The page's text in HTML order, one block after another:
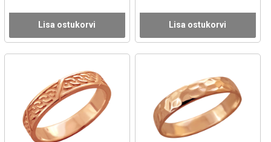
Lisa ostukorvi Lisa ostukorvi